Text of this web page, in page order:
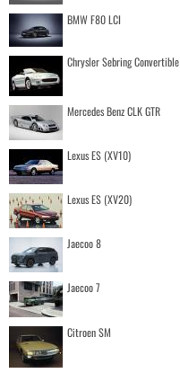
BMW F80 LCI
Chrysler Sebring Convertible
Mercedes Benz CLK GTR
Lexus ES (XV10)
Lexus ES (XV20)
Jaecoo 8
Jaecoo 7
Citroen SM